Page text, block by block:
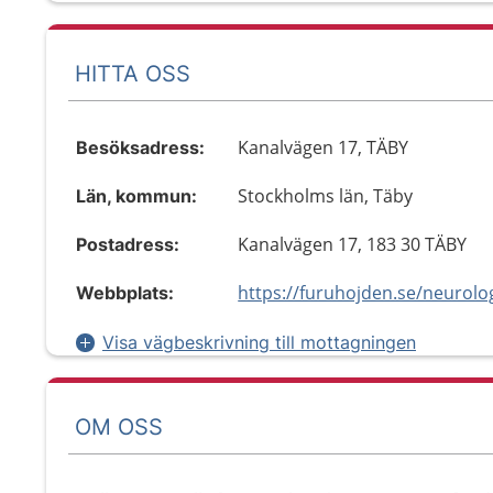
HITTA OSS
Besöksadress: Kanalvägen 17, TÄBY
Län, kommun: Stockholms län, Täby
Postadress: Kanalvägen 17, 183 30 TÄBY
Webbplats: https://furuhojden.se/
Visa vägbeskrivning till mottagningen
OM OSS